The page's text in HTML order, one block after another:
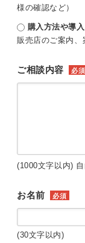
様の確認など）
購入方法や導
販売店のご案内、
ご相談内容 必須
(1000文字以内) 自
お名前 必須
(30文字以内)